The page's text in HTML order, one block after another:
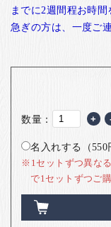
までに2週間程お時
急ぎの方は、一度ご
数量： +
名入れする（550
※1セットずつ異な
で1セットずつご